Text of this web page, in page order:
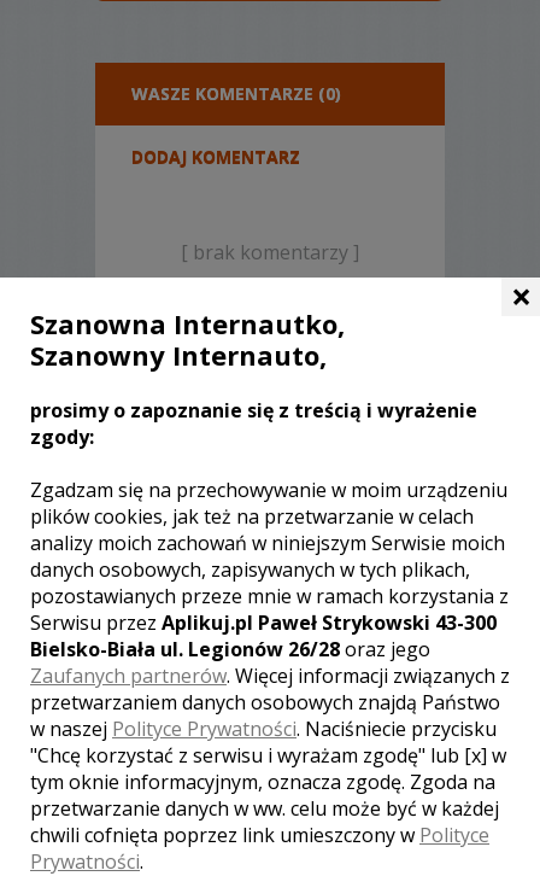
WASZE KOMENTARZE (0)
DODAJ KOMENTARZ
[ brak komentarzy ]
INNE LOSOWE FILMY TEGO
WYŚWIETLEŃ:1614
KOMENTARZY:0
WYŚWIETLEŃ:1673
×
Szanowna Internautko,
Szanowny Internauto,
prosimy o zapoznanie się z treścią i wyrażenie
zgody:
Zgadzam się na przechowywanie w moim urządzeniu
plików cookies, jak też na przetwarzanie w celach
analizy moich zachowań w niniejszym Serwisie moich
danych osobowych, zapisywanych w tych plikach,
pozostawianych przeze mnie w ramach korzystania z
Serwisu przez Aplikuj.pl Paweł Strykowski 43-300
Bielsko-Biała ul. Legionów 26/28oraz jego
Zaufanych partnerów. Więcej informacji związanych z
przetwarzaniem danych osobowych znajdą Państwo
w naszej Polityce Prywatności. Naciśniecie przycisku
"Chcę korzystać z serwisu i wyrażam zgodę" lub [x] w
tym oknie informacyjnym, oznacza zgodę. Zgoda na
przetwarzanie danych w ww. celu może być w każdej
chwili cofnięta poprzez link umieszczony w Polityce
Prywatności.